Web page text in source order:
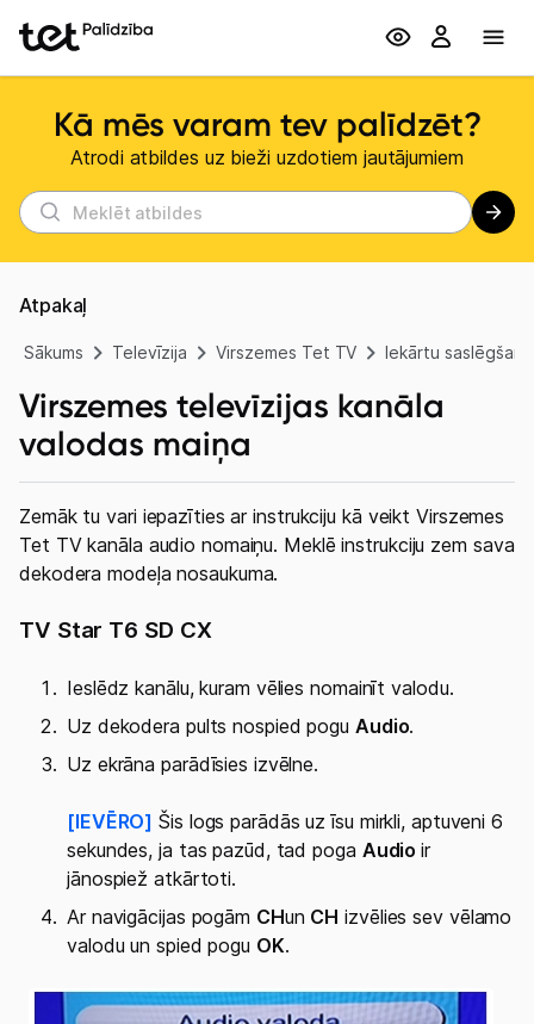
Uz Tet.lv
Kā mēs varam tev palīdzēt?
Atrodi atbildes uz bieži uzdotiem jautājumiem
Atpakaļ
Sākums Televīzija Virszemes Tet TV Iekārtu
Virszemes televīzijas kanāla
valodas maiņa
Zemāk tu vari iepazīties ar instrukciju kā veikt Virszemes
Tet TV kanāla audio nomaiņu. Meklē instrukciju zem sava
dekodera modeļa nosaukuma.
TV Star T6 SD CX